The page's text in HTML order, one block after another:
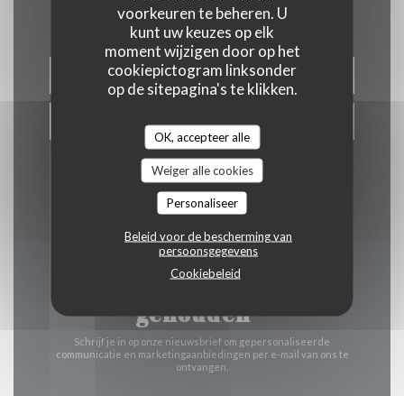
voorkeuren te beheren. U
kunt uw keuzes op elk
moment wijzigen door op het
cookiepictogram linksonder
op de sitepagina's te klikken.
OK, accepteer alle
Weiger alle cookies
Personaliseer
Beleid voor de bescherming van
persoonsgegevens
Cookiebeleid
RESERVEER EEN TAFEL
AFHAAL
Word op de hoogte
gehouden*
Schrijf je in op onze nieuwsbrief om gepersonaliseerde
communicatie en marketingaanbiedingen per e-mail van ons te
ontvangen.